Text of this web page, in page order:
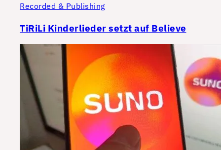
Recorded & Publishing
TiRiLi Kinderlieder setzt auf Believe